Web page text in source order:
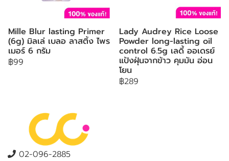
Mille Blur lasting Primer
(6g) มิลเล่ เบลอ ลาสติ้ง ไพร
เมอร์ 6 กรัม
฿99
Lady Audrey Rice Loose
Powder long-lasting oil
control 6.5g เลดี้ ออเดรย์
แป้งฝุ่นจากข้าว คุมมัน อ่อน
โยน
฿289
02-096-2885